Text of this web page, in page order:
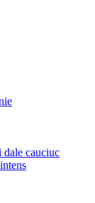
dale cauciuc